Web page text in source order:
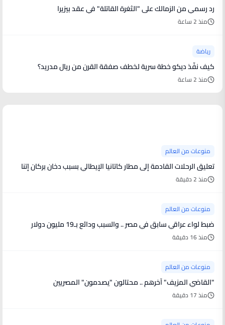
رد رسمي من الزمالك على "الثغرة القاتلة" في عقد بيزيرا
منذ 2 ساعة
رياضة
كيف نفّذ ديكو خطة سرية لخطف صفقة القرن من ريال مدريد؟
منذ 2 ساعة
منوعات من العالم
تعليق الرحلات القادمة إلى مطار كاتانيا الإيطالي بسبب دخان بركان إتنا
منذ 2 دقيقة
منوعات من العالم
ضبط لواء عراقي سابق في مصر .. والسبب ودائع بـ19 مليون دولار
منذ 16 دقيقة
منوعات من العالم
"القاضي المزيف" آخرهم .. محتالون "يصدمون" المصريين
منذ 17 دقيقة